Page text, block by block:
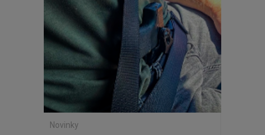
Novinky